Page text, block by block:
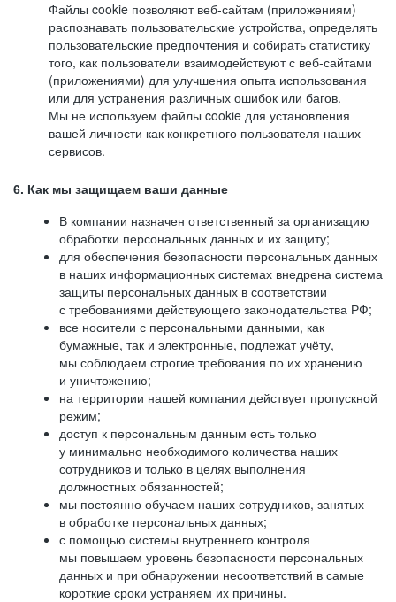
Файлы cookie позволяют веб-сайтам (приложениям)
распознавать пользовательские устройства, определять
пользовательские предпочтения и собирать статистику
того, как пользователи взаимодействуют с веб-сайтами
(приложениями) для улучшения опыта использования
или для устранения различных ошибок или багов.
Мы не используем файлы cookie для установления
вашей личности как конкретного пользователя наших
сервисов.
6. Как мы защищаем ваши данные
В компании назначен ответственный за организацию
обработки персональных данных и их защиту;
для обеспечения безопасности персональных данных
в наших информационных системах внедрена система
защиты персональных данных в соответствии
с требованиями действующего законодательства РФ;
все носители с персональными данными, как
бумажные, так и электронные, подлежат учёту,
мы соблюдаем строгие требования по их хранению
и уничтожению;
на территории нашей компании действует пропускной
режим;
доступ к персональным данным есть только
у минимально необходимого количества наших
сотрудников и только в целях выполнения
должностных обязанностей;
мы постоянно обучаем наших сотрудников, занятых
в обработке персональных данных;
с помощью системы внутреннего контроля
мы повышаем уровень безопасности персональных
данных и при обнаружении несоответствий в самые
короткие сроки устраняем их причины.